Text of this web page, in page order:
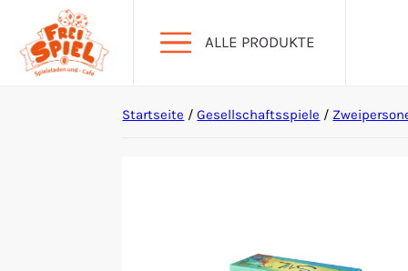
ALLE PRODUKTE
Startseite /Gesellschaftsspiele /